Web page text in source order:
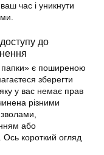
час і уникнути
до
папки» є поширеною
зберегти
у вас немає прав
різними
або
короткий огляд